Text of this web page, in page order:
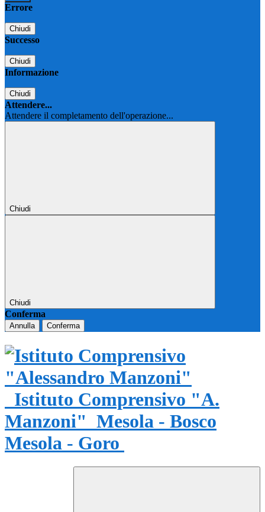
Errore
Chiudi
Successo
Chiudi
Informazione
Chiudi
Attendere...
Attendere il completamento dell'operazione...
Chiudi
Chiudi
Conferma
Annulla Conferma
Istituto Comprensivo "A.
Manzoni" Mesola - Bosco
Mesola - Goro